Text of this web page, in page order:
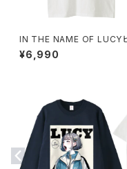
IN THE NAME OF LUCY
グTシャツ 1014-230221101
¥6,990